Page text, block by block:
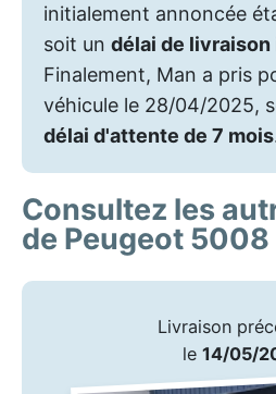
initialement annoncée
soit un délai de
Finalement, Man a pris
véhicule le 28/04/2025,
délai d'attente de 7 mois
Consultez les
de Peugeot 5008
Livraison
le 14/05/